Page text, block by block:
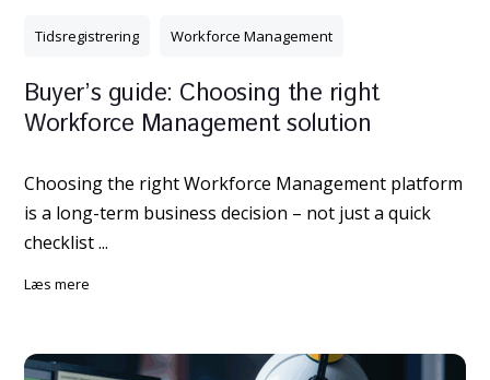
Tidsregistrering Workforce Management
Buyer’s guide: Choosing the right
Workforce Management solution
Choosing the right Workforce Management platform
is a long-term business decision – not just a quick
checklist ...
læs mere